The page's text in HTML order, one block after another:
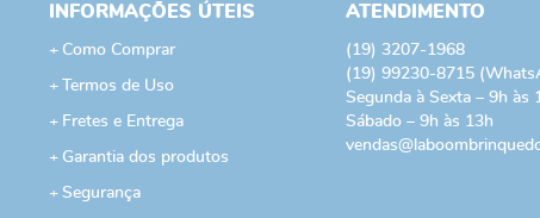
INFORMAÇÕES ÚTEIS
Como Comprar
Termos de Uso
Fretes e Entrega
Garantia dos produtos
Segurança
ATENDIMENTO
(19) 3207-1968
(19) 99230-8715
Segunda à Sexta – 9h às
Sábado – 9h às 13h